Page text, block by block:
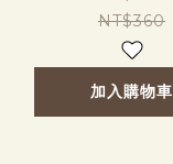
NT$360
加入購物車